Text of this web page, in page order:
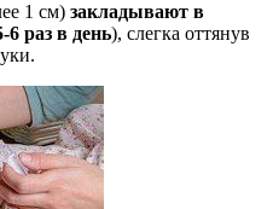
1 см) закладывают в
раз в день), слегка оттянув